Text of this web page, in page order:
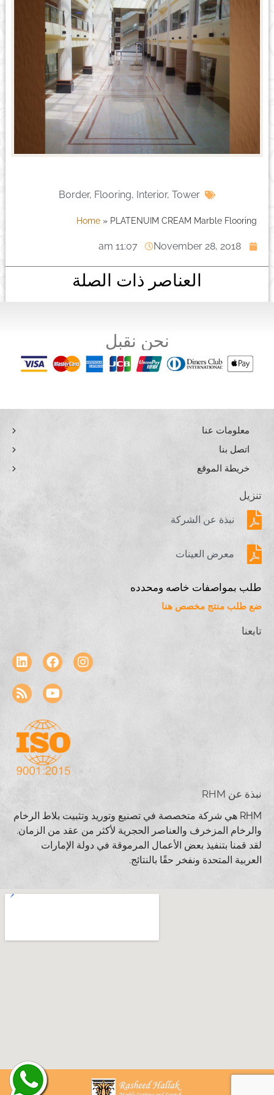
Border, Flooring, Interior, Tower
Home » PLATENUIM CREAM Marble Flooring
November 28, 2018
11:07 am
العناصر ذات الصلة
نحن نقبل
معلومات عنا
اتصل بنا
خريطة الموقع
تنزيل
نبذة عن الشركة
معرض العينات
طلب بمواصفات خاصه ومحدده
ضع طلب منتج مخصص هنا
تابعنا
نبذة عن RHM
RHM هي شركة متخصصة في تصنيع وتوريد وتثبيت بلاط الرخام
والرخام المزخرف والعناصر الحجرية لأكثر من عقد من الزمان.
لقد قمنا بتنفيذ بعض الأعمال المرموقة في دولة الإمارات
العربية المتحدة ونفخر حقًا بالنتائج.